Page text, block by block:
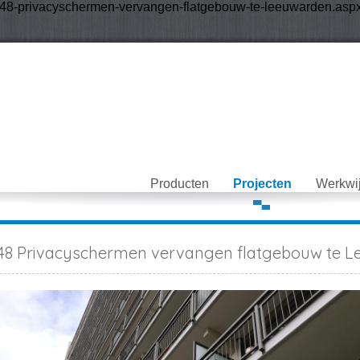
privacyschermen-vervangen-flatgebouw-te-
Producten Projecten
Privacyschermen vervangen flatgebouw te